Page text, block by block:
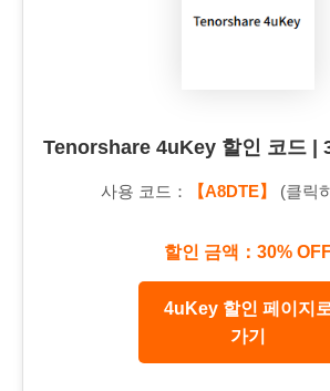
Tenorshare 4uKey 할인 코드 |
사용 코드： 【A8DTE】 (클릭
할인 금액：30%
4uKey 할인 페이지
가기